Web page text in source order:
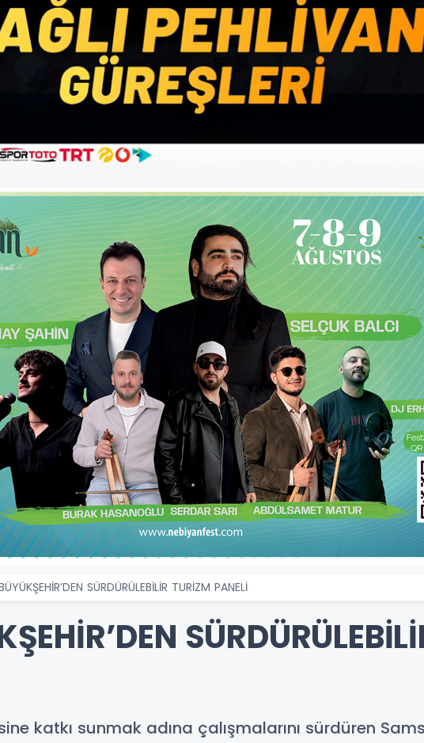
SÜRDÜRÜLEBİLİR TURİZM PANELİ
katkı sunmak adına çalışmalarını sürdüren